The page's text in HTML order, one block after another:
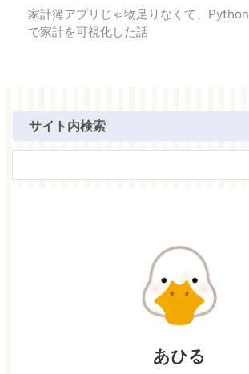
家計簿アプリじゃ物足りなくて、Python
で家計を可視化した話
サイト内検索
あひる